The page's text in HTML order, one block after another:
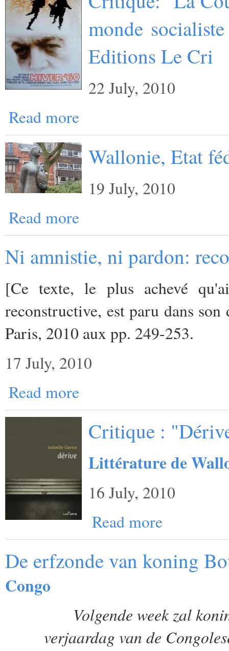
monde
Editions Le Cri
22 July, 2010
Read more
Wallonie, Etat
19 July, 2010
Read more
Ni amnistie, ni pardon:
[Ce texte, le plus achevé
reconstructive, est paru dans
Paris, 2010 aux pp. 249-253.
17 July, 2010
Read more
Critique :
Littérature de
16 July, 2010
Read more
De erfzonde van koning
Congo
Volgende week zal
verjaardag van de